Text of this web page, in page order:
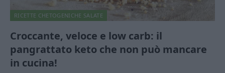
RICETTE CHETOGENICHE SALATE
Croccante, veloce e low carb: il
pangrattato keto che non può mancare
in cucina!